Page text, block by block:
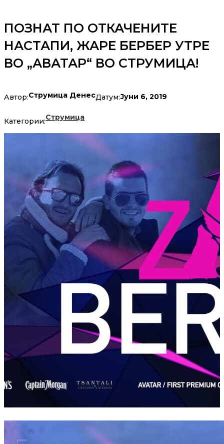
ПОЗНАТ ПО ОТКАЧЕНИТЕ
НАСТАПИ, ЖАРЕ БЕРБЕР УТРЕ
ВО „АВАТАР“ ВО СТРУМИЦА!
Автор:Струмица ДенесДатум:Јуни 6, 2019
Категории:Струмица